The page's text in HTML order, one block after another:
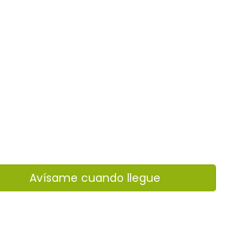
Avísame cuando llegue